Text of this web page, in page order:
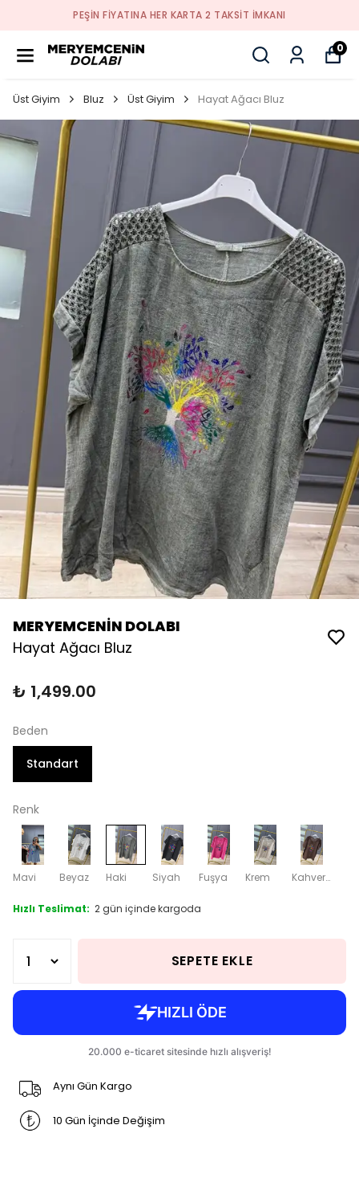
PEŞİN FİYATINA HER KARTA 2 TAKSİT İMKANI
0
Üst Giyim Bluz Üst Giyim Hayat Ağacı Bluz
MERYEMCENİN DOLABI
Hayat Ağacı Bluz
₺ 1,499.00
Beden
Standart
Renk
Mavi Beyaz Haki Siyah Fuşya Krem Kahverengi
Hızlı Teslimat: 2 gün içinde kargoda
SEPETE EKLE
Aynı Gün Kargo
10 Gün İçinde Değişim